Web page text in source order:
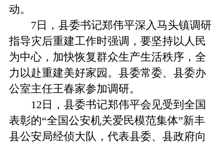
动。
7日，县委书记郑伟平深入马头镇调研
指导灾后重建工作时强调，要坚持以人民
为中心，加快恢复群众生产生活秩序，全
力以赴重建美好家园。县委常委、县委办
公室主任王春家参加调研。
12日，县委书记郑伟平会见受到全国
表彰的“全国公安机关爱民模范集体”新丰
县公安局经侦大队，代表县委、县政府向